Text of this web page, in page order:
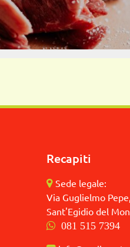
Recapiti
Sede legale:
Via Guglielmo
Sant'Egidio del
081 515 7394